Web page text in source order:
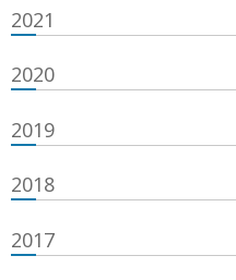
2021
2020
2019
2018
2017